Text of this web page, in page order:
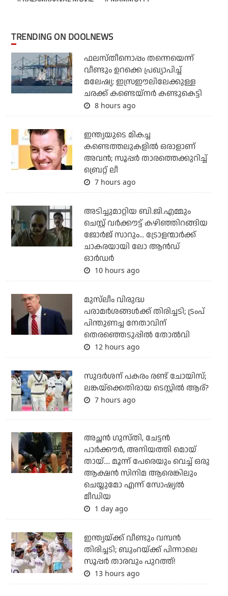
TRENDING ON DOOLNEWS
ഫലസ്തീനൊപ്പം തന്നെയെന്ന്
വീണ്ടും ഉറക്കെ പ്രഖ്യാപിച്ച്
മലേഷ്യ: ഇസ്രഈലിലേക്കുള്ള
ചരക്ക് കണ്ടെയ്‌നര്‍ കണ്ടുകെട്ടി
8 hours ago
ഇന്ത്യയുടെ മികച്ച
കണ്ടെത്തലുകളില്‍ ഒരാളാണ്
അവന്‍; സൂപ്പര്‍ താരത്തെക്കുറിച്ച്
ബ്രെറ്റ് ലീ
7 hours ago
അടിച്ചുമാറ്റിയ ബി.ജി.എമ്മും
ചെസ്റ്റ് വര്‍ക്കൗട്ട് കഴിഞ്ഞിറങ്ങിയ
ജോര്‍ജ് സാറും... ട്രോളന്മാര്‍ക്ക്
ചാകരയായി ലോ ആന്‍ഡ്
ഓര്‍ഡര്‍
10 hours ago
മുസ്‌ലീം വിരുദ്ധ
പരാമര്‍ശങ്ങള്‍ക്ക് തിരിച്ചടി; ട്രംപ്
പിന്തുണച്ച നേതാവിന്
തെരഞ്ഞെടുപ്പില്‍ തോല്‍വി
12 hours ago
സുദര്‍ശന് പകരം രണ്ട് ചോയിസ്;
ലങ്കയ്‌ക്കെതിരായ ടെസ്റ്റില്‍ ആര്?
7 hours ago
അച്ഛന്‍ ഗുസ്തി, ചേട്ടന്‍
പാര്‍ക്കൗര്‍, അനിയത്തി മൊയ്
തായ്.... മൂന്ന് പേരെയും വെച്ച് ഒരു
ആക്ഷന്‍ സിനിമ ആരെങ്കിലും
ചെയ്യുമോ എന്ന് സോഷ്യല്‍
മീഡിയ
1 day ago
ഇന്ത്യയ്ക്ക് വീണ്ടും വമ്പന്‍
തിരിച്ചടി; ബുംറയ്ക്ക് പിന്നാലെ
സൂപ്പര്‍ താരവും പുറത്ത്!
13 hours ago